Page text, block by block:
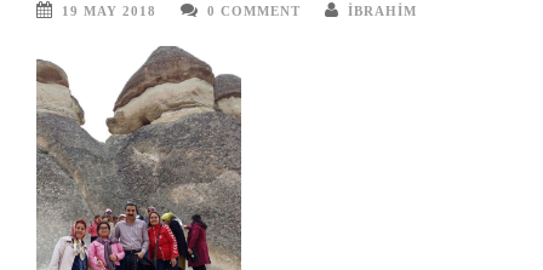
19 MAY 2018 0 COMMENT IBRAHIM